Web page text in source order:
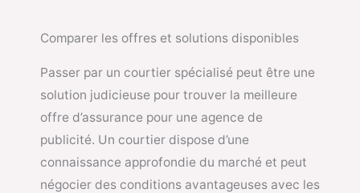
Comparer les offres et solutions disponibles
Passer par un courtier spécialisé peut être une
solution judicieuse pour trouver la meilleure
offre d’assurance pour une agence de
publicité. Un courtier dispose d’une
connaissance approfondie du marché et peut
négocier des conditions avantageuses avec les